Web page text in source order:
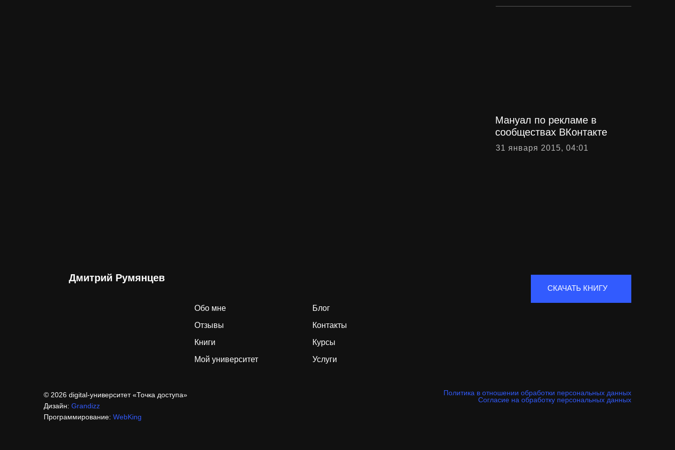
31 января 2015, 04:01
Мануал по рекламе в
сообществах ВКонтакте
СКАЧАТЬ КНИГУ
Дмитрий Румянцев
Обо мне
Блог
Отзывы
Контакты
Книги
Курсы
Мой университет
Услуги
© 2026 digital-университет «Точка доступа»
Дизайн: Grandizz
Программирование: WebKing
Политика в отношении обработки персональных данных
Согласие на обработку персональных данных